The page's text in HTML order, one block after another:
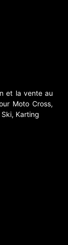
et la vente au
Moto Cross,
Karting